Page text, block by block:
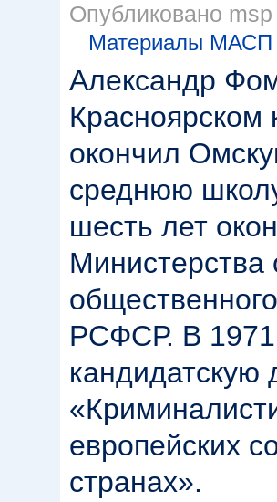
Опубликовано
Материалы МАСП
Александр
Красноярском
окончил
среднюю
шесть лет
Министерства
РСФСР. В 1971
кандидатскую
европейских
странах».